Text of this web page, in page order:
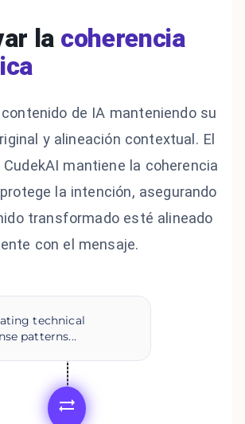
la coherencia
de IA manteniendo su
y alineación contextual. El
mantiene la coherencia
la intención, asegurando
transformado esté alineado
con el mensaje.
technical
patterns...